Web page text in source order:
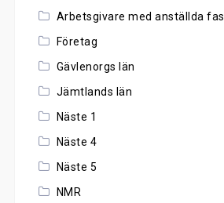
Arbetsgivare med anställda
Företag
Gävlenorgs län
Jämtlands län
Näste 1
Näste 4
Näste 5
NMR